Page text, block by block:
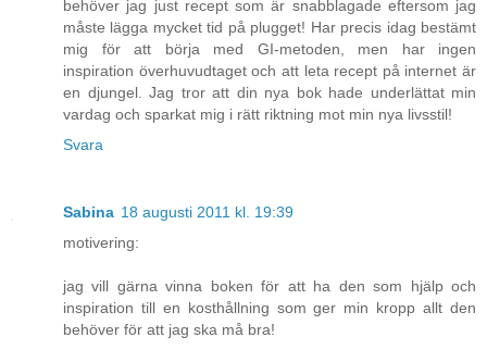
behöver jag just recept som är snabblagade eftersom jag
måste lägga mycket tid på plugget! Har precis idag bestämt
mig för att börja med GI-metoden, men har ingen
inspiration överhuvudtaget och att leta recept på internet är
en djungel. Jag tror att din nya bok hade underlättat min
vardag och sparkat mig i rätt riktning mot min nya livsstil!
Svara
Sabina 18 augusti 2011 kl. 19:39
motivering:
jag vill gärna vinna boken för att ha den som hjälp och
inspiration till en kosthållning som ger min kropp allt den
behöver för att jag ska må bra!